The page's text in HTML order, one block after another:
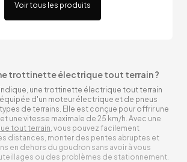
Voir tous les produits
trottinette électrique tout terrain ?
une trottinette électrique tout terrain
d'un moteur électrique et de pneus
de terrains. Elle est conçue pour offrir une
une vitesse maximale de 25 km/h. Avec une
tout terrain, vous pouvez facilement
distances, monter des pentes abruptes et
en dehors du goudron sans avoir à vous
ou des problèmes de stationnement.